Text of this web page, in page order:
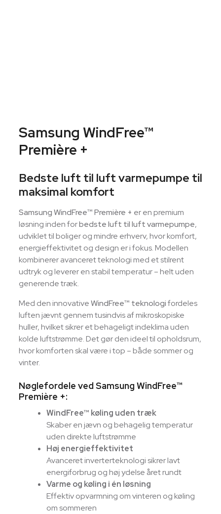
Samsung WindFree™
Première +
Bedste luft til luft varmepumpe til
maksimal komfort
Samsung WindFree™ Première + er en premium
løsning inden forbedste luft til luft varmepumpe,
udviklet til boliger og mindre erhverv, hvor komfort,
energieffektivitet og design er i fokus. Modellen
kombinerer avanceret teknologi med et stilrent
udtryk og leverer en stabil temperatur – helt uden
generende træk.
Med den innovativeWindFree™ teknologifordeles
luften jævnt gennem tusindvis af mikroskopiske
huller, hvilket sikrer et behageligt indeklima uden
kolde luftstrømme. Det gør den ideel til opholdsrum,
hvor komforten skal være i top – både sommer og
vinter.
Nøglefordele ved Samsung WindFree™
Première +:
WindFree™ køling uden træk
Skaber en jævn og behagelig temperatur
uden direkte luftstrømme
Høj energieffektivitet
Avanceret inverterteknologi sikrer lavt
energiforbrug og høj ydelse året rundt
Varme og køling i én løsning
Effektiv opvarmning om vinteren og køling
om sommeren